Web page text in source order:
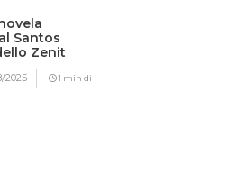
Santos
Zenit
2025 1 min di